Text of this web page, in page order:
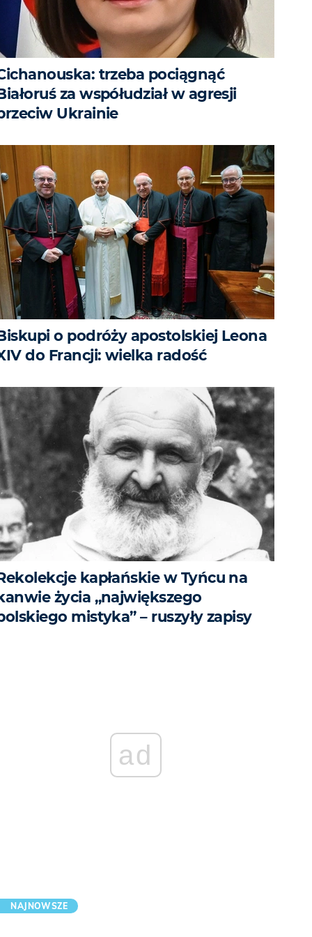
trzeba pociągnąć
za współudział w agresji
Ukrainie
o podróży apostolskiej Leona
do Francji: wielka radość
kapłańskie w Tyńcu na
życia „największego
mistyka” – ruszyły zapisy
ad
NAJNOWSZE